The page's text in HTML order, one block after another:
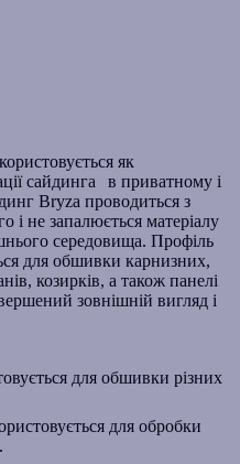
як
сайдинга
в приватному і
Bryza проводиться з
і не запалюється матеріалу
середовища. Профіль
для обшивки карнизних,
козирків, а також панелі
зовнішній вигляд і
для обшивки різних
для обробки